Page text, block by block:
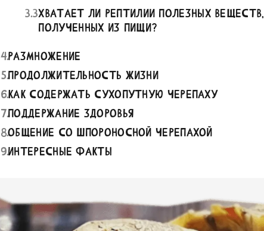
3.3Хватает ли рептилии полезных веществ,
полученных из пищи?
4.Размножение
5.Продолжительность жизни
6.Как содержать сухопутную черепаху
7.Поддержание здоровья
8.Общение со шпороносной черепахой
9.Интересные факты